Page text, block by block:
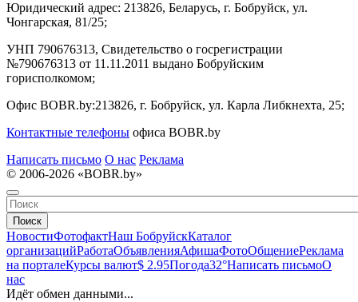
Юридический адрес: 213826, Беларусь, г. Бобруйск, ул.
Чонгарская, 81/25;
УНП 790676313, Свидетельство о госрегистрации
№790676313 от 11.11.2011 выдано Бобруйским
горисполкомом;
Офис BOBR.by:213826, г. Бобруйск, ул. Карла Либкнехта, 25;
Контактные телефоны офиса BOBR.by
Написать письмо О нас Реклама
© 2006-2026 «BOBR.by»
Поиск
НовостиФотофактНаш БобруйскКаталог
организацийРаботаОбъявленияАфишаФотоОбщениеРеклама
на порталеКурсы валют$ 2.95Погода32°Написать письмоО
нас
Идёт обмен данными...